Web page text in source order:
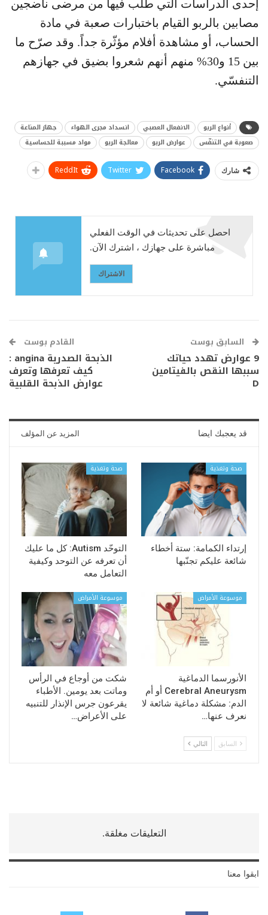
إحدى الدراسات التي طلب فيها من مرضى ناضجين
مصابين بالربو القيام باختبارات صعبة في مادة
الحساب، أو مشاهدة أفلام مؤثّرة جداً. وقد صرّح ما
بين 15 و30% منهم أنهم شعروا بضيق في جهازهم
التنفسّي.
أنواع الربو الانفعال العصبي انسداد مجرى الهواء
جهاز المناعة
صعوبة في التنفّس
عوارض الربو معالجة الربو مواد مسببة للحساسية
شارك Facebook
Twitter
ReddIt
احصل على تحديثات في الوقت الفعلي
مباشرة على جهازك ، اشترك الآن.
الاشتراك
السابق بوست
9 عوارض تهدد حياتك
سببها النقص بالفيتامين
D
القادم بوست
الذبحة الصدرية angina :
كيف تعرفها وتعرف
عوارض الذبحة القلبية
قد يعجبك ايضا المزيد عن المؤلف
صحة وتغذية
إرتداء الكمامة: ستة أخطاء
شائعة عليكم تجنّبها
صحة وتغذية
التوحّد Autism: كل ما عليك
أن تعرفه عن التوحد وكيفية
التعامل معه
موسوعة الأمراض
الأنورسما الدماغية
Cerebral Aneurysm أو أم
الدم: مشكلة دماغية شائعة لا
نعرف عنها…
موسوعة الأمراض
شكت من أوجاع في الرأس
وماتت بعد يومين. الأطباء
يقرعون جرس الإنذار للتنبيه
على الأعراض…
السابق التالي
التعليقات مغلقة.
ابقوا معنا